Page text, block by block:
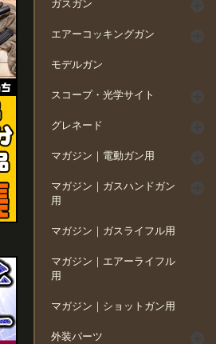
ガスガン
エアーコッキングガン
モデルガン
スコープ・光学サイト
グレネード
マガジン｜電動ガン用
マガジン｜ガスハンドガン
用
マガジン｜ガスライフル用
マガジン｜エアーライフル
用
マガジン｜ショットガン用
外装パーツ